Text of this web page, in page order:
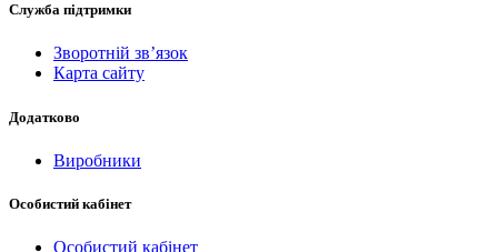
Служба підтримки
Зворотній зв’язок
Карта сайту
Додатково
Виробники
Особистий кабінет
Особистий кабінет